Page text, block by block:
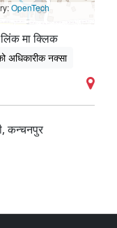
OpenTech
मा क्लिक
अधिकारीक नक्सा
कन्चनपुर